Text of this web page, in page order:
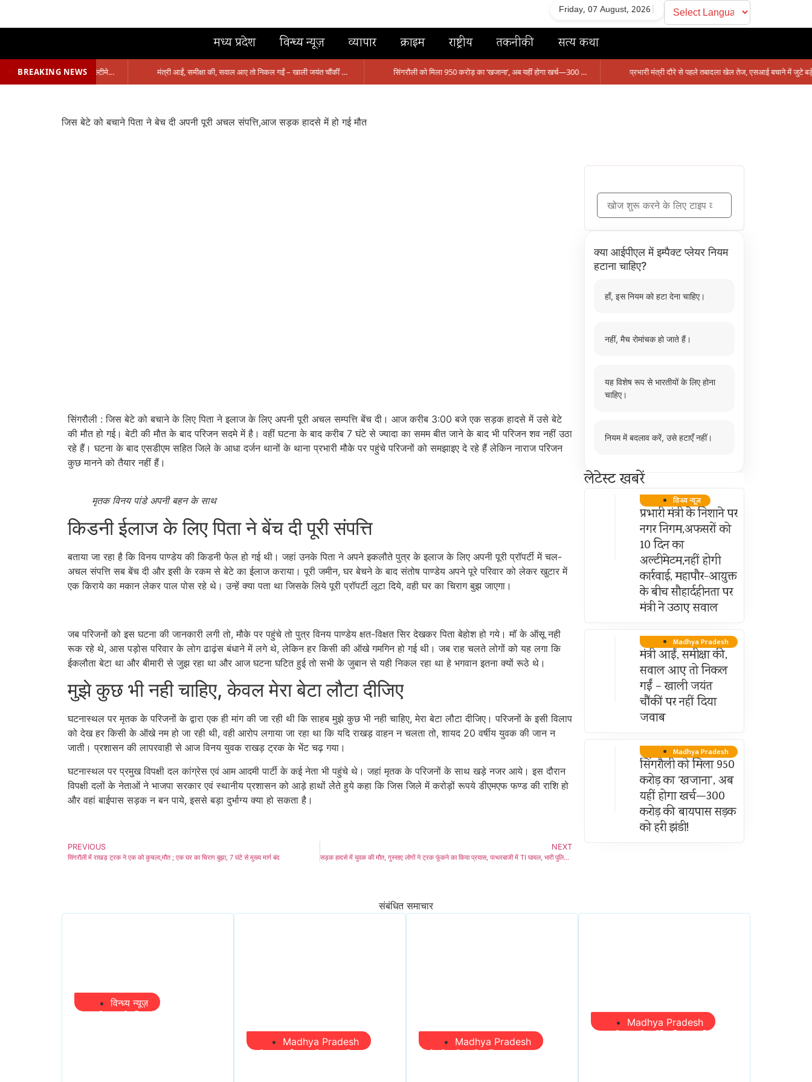
Friday, 07 August, 2026
मध्य प्रदेश विन्ध्य न्यूज़ व्यापार क्राइम राष्ट्रीय तकनीकी सत्य कथा
BREAKING NEWS प्रभारी मंत्री के निशाने पर नगर निगम,अफसरों को 10 दिन का अल्टीमेटम,नहीं होगी कार्रवाई, महापौर-आयुक्त के बीच सौहार्दहीनता पर मंत्री ने उठाए सवाल मंत्री आईं, समीक्षा की, सवाल आए तो निकल गईं – खाली जयंत चौंकीं पर नहीं दिया जवाब सिंगरौली को मिला 950 करोड़ का ‘खजाना’, अब यहीं होगा खर्च—300 करोड़ की बायपास सड़क को हरी झंडी! प्रभारी मंत्री दौरे से पहले तबादला खेल तेज, एसआई बचाने में जुटे बड़े चेहरे, 10 लाख के रिचार्ज का खेल और 22 दिन से चौकी खाली
जिस बेटे को बचाने पिता ने बेच दी अपनी पूरी अचल संपत्ति,आज सड़क हादसे में हो गई मौत
सिंगरौली : जिस बेटे को बचाने के लिए पिता ने इलाज के लिए अपनी पूरी अचल सम्पत्ति बेंच दी। आज करीब 3:00 बजे एक सड़क हादसे में उसे बेटे
की मौत हो गई। बेटी की मौत के बाद परिजन सदमे में है। वहीं घटना के बाद करीब 7 घंटे से ज्यादा का समम बीत जाने के बाद भी परिजन शव नहीं उठा
रहे हैं। घटना के बाद एसडीएम सहित जिले के आधा दर्जन थानों के थाना प्रभारी मौके पर पहुंचे परिजनों को समझाइए दे रहे हैं लेकिन नाराज परिजन
कुछ मानने को तैयार नहीं हैं।
मृतक विनय पांडे अपनी बहन के साथ
किडनी ईलाज के लिए पिता ने बेंच दी पूरी संपत्ति
बताया जा रहा है कि विनय पाण्डेय की किडनी फेल हो गई थी। जहां उनके पिता ने अपने इकलौते पुत्र के इलाज के लिए अपनी पूरी प्रॉपर्टी में चल-
अचल संपत्ति सब बेंच दी और इसी के रकम से बेटे का ईलाज कराया। पूरी जमीन, घर बेचने के बाद संतोष पाण्डेय अपने पूरे परिवार को लेकर खुटार में
एक किराये का मकान लेकर पाल पोस रहे थे। उन्हें क्या पता था जिसके लिये पूरी प्रॉपर्टी लूटा दिये, वही घर का चिराग बुझ जाएगा।
जब परिजनों को इस घटना की जानकारी लगी तो, मौके पर पहुंचे तो पुत्र विनय पाण्डेय क्षत-विक्षत सिर देखकर पिता बेहोश हो गये। मॉ के ऑसू नही
रूक रहे थे, आस पड़ोस परिवार के लोग ढाढ़ंस बंधाने में लगे थे, लेकिन हर किसी की ऑखे गमगिन हो गई थी। जब राह चलते लोगों को यह लगा कि
ईकलौता बेटा था और बीमारी से जुझ रहा था और आज घटना घटित हुई तो सभी के जुबान से यही निकल रहा था हे भगवान इतना क्यों रूठे थे।
मुझे कुछ भी नही चाहिए, केवल मेरा बेटा लौटा दीजिए
घटनास्थल पर मृतक के परिजनों के द्वारा एक ही मांग की जा रही थी कि साहब मुझे कुछ भी नही चाहिए, मेरा बेटा लौटा दीजिए। परिजनों के इसी विलाप
को देख हर किसी के ऑखे नम हो जा रही थी, वही आरोप लगाया जा रहा था कि यदि राखड़ वाहन न चलता तो, शायद 20 वर्षीय युवक की जान न
जाती। प्रशासन की लापरवाही से आज विनय युवक राखड़ ट्रक के भेंट चढ़ गया।
घटनास्थल पर प्रमुख विपक्षी दल कांग्रेस एवं आम आदमी पार्टी के कई नेता भी पहुंचे थे। जहां मृतक के परिजनों के साथ खड़े नजर आये। इस दौरान
विपक्षी दलों के नेताओं ने भाजपा सरकार एवं स्थानीय प्रशासन को आड़े हाथों लेेते हुये कहा कि जिस जिले में करोड़ों रूपये डीएमएफ फण्ड की राशि हो
और वहां बाईपास सड़क न बन पाये, इससे बड़ा दुर्भाग्य क्या हो सकता है।
PREVIOUS
सिंगरौली में राखड़ ट्रक ने एक को कुचला,मौत ; एक घर का चिराग बुझा, 7 घंटे से मुख्य मार्ग बंद
NEXT
सड़क हादसे में युवक की मौत, गुस्साए लोगों ने ट्रक फूंकने का किया प्रयास, पत्थरबाजी में TI घायल, भारी पुलिस बल तैनात
क्या आईपीएल में इम्पैक्ट प्लेयर नियम
हटाना चाहिए?
हाँ, इस नियम को हटा देना चाहिए।
नहीं, मैच रोमांचक हो जाते हैं।
यह विशेष रूप से भारतीयों के लिए होना
चाहिए।
नियम में बदलाव करें, उसे हटाएँ नहीं।
लेटेस्ट खबरें
विन्ध्य न्यूज़
प्रभारी मंत्री के निशाने पर
नगर निगम,अफसरों को
10 दिन का
अल्टीमेटम,नहीं होगी
कार्रवाई, महापौर-आयुक्त
के बीच सौहार्दहीनता पर
मंत्री ने उठाए सवाल
Madhya Pradesh
मंत्री आईं, समीक्षा की,
सवाल आए तो निकल
गईं – खाली जयंत
चौंकीं पर नहीं दिया
जवाब
Madhya Pradesh
सिंगरौली को मिला 950
करोड़ का ‘खजाना’, अब
यहीं होगा खर्च—300
करोड़ की बायपास सड़क
को हरी झंडी!
संबंधित समाचार
विन्ध्य न्यूज़
Madhya Pradesh Madhya Pradesh
Madhya Pradesh